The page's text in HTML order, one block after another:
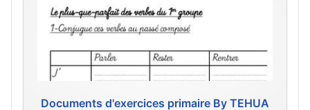
Documents d'exercices primaire By TEHUA